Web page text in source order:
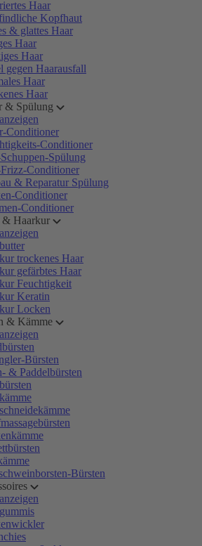
Haar
Kopfhaut
& glattes Haar
Haar
Haar
gegen Haarausfall
Haar
Haar
& Spülung
Conditioner
Conditioner
Spülung
Conditioner
& Reparatur Spülung
Conditioner
Conditioner
& Haarkur
trockenes Haar
gefärbtes Haar
Feuchtigkeit
Keratin
Locken
& Kämme
Bürsten
& Paddelbürsten
Bürsten